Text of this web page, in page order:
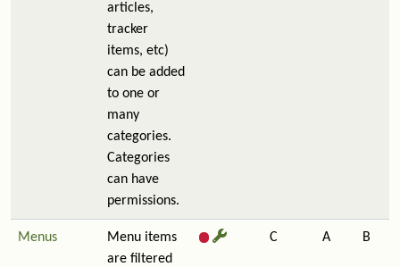
articles,
tracker
items, etc)
can be added
to one or
many
categories.
Categories
can have
permissions.
Menus
Menu items
are filtered
C A B